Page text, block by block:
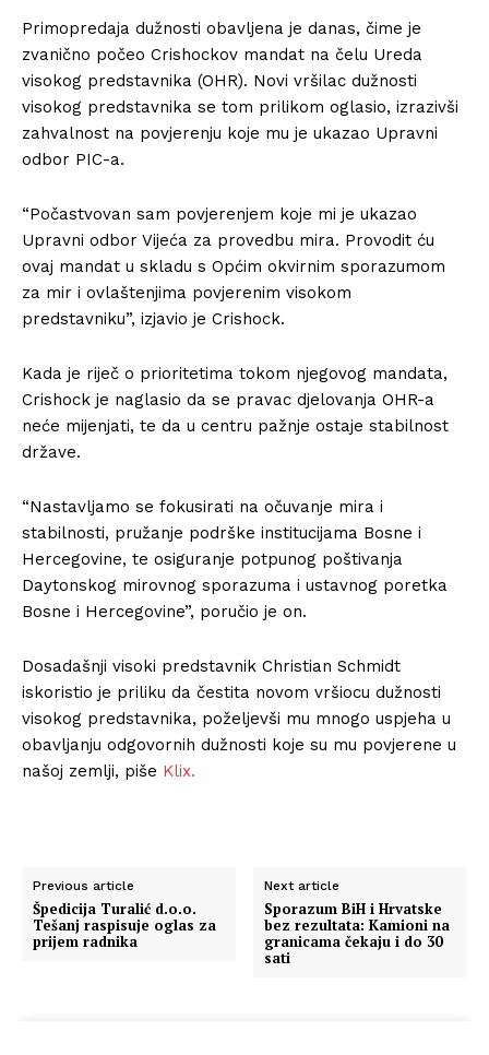
Primopredaja dužnosti obavljena je danas, čime je
zvanično počeo Crishockov mandat na čelu Ureda
visokog predstavnika (OHR). Novi vršilac dužnosti
visokog predstavnika se tom prilikom oglasio, izrazivši
zahvalnost na povjerenju koje mu je ukazao Upravni
odbor PIC-a.
“Počastvovan sam povjerenjem koje mi je ukazao
Upravni odbor Vijeća za provedbu mira. Provodit ću
ovaj mandat u skladu s Općim okvirnim sporazumom
za mir i ovlaštenjima povjerenim visokom
predstavniku”, izjavio je Crishock.
Kada je riječ o prioritetima tokom njegovog mandata,
Crishock je naglasio da se pravac djelovanja OHR-a
neće mijenjati, te da u centru pažnje ostaje stabilnost
države.
“Nastavljamo se fokusirati na očuvanje mira i
stabilnosti, pružanje podrške institucijama Bosne i
Hercegovine, te osiguranje potpunog poštivanja
Daytonskog mirovnog sporazuma i ustavnog poretka
Bosne i Hercegovine”, poručio je on.
Dosadašnji visoki predstavnik Christian Schmidt
iskoristio je priliku da čestita novom vršiocu dužnosti
visokog predstavnika, poželjevši mu mnogo uspjeha u
obavljanju odgovornih dužnosti koje su mu povjerene u
našoj zemlji, piše Klix.
Previous article
Špedicija Turalić d.o.o.
Tešanj raspisuje oglas za
prijem radnika
Next article
Sporazum BiH i Hrvatske
bez rezultata: Kamioni na
granicama čekaju i do 30
sati